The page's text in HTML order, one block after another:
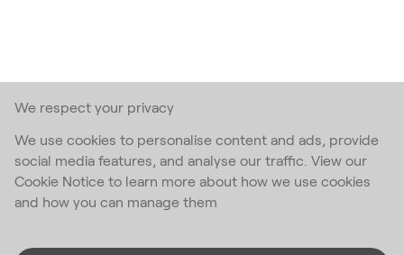
We respect your privacy
We use cookies to personalise content and ads, provide
social media features, and analyse our traffic. View our
Cookie Notice to learn more about how we use cookies
and how you can manage them